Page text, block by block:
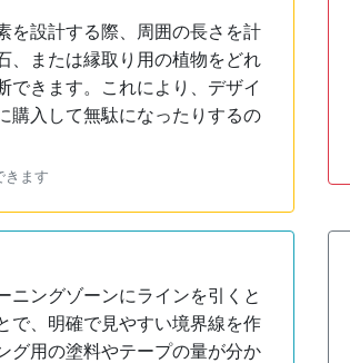
を設計する際、周囲の長さを計
、または縁取り用の植物をどれ
できます。これにより、デザイ
購入して無駄になったりするの
きます
ニングゾーンにラインを引くと
で、明確で見やすい境界線を作
グ用の塗料やテープの量が分か